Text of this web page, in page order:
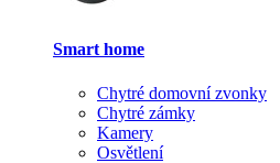
Smart home
Chytré domovní zvonky
Chytré zámky
Kamery
Osvětlení